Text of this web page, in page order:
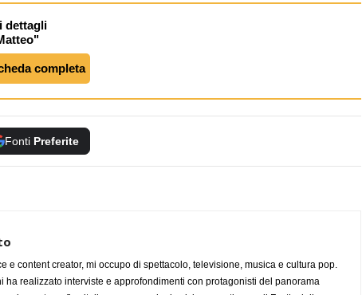
dettagli
completa
Fonti Preferite
e content creator, mi occupo di spettacolo, televisione, musica e cultura pop.
ha realizzato interviste e approfondimenti con protagonisti del panorama